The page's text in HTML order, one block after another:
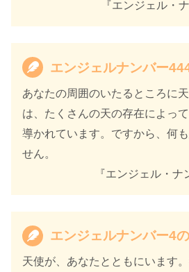
『エンジェル・
エンジェルナンバー
あなたの周囲のいたるところに
は、たくさんの天の存在によっ
導かれています。ですから、何
せん。
『エンジェル・
エンジェルナンバー4
天使が、あなたとともにいます